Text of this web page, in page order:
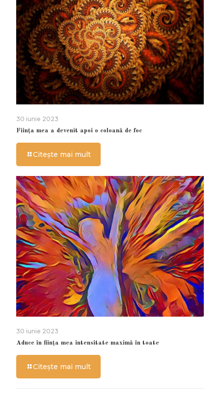
30 iunie 2023
Ființa mea a devenit apoi o coloană de foc
Citește mai mult
30 iunie 2023
Aduce în ființa mea intensitate maximă în toate
Citește mai mult